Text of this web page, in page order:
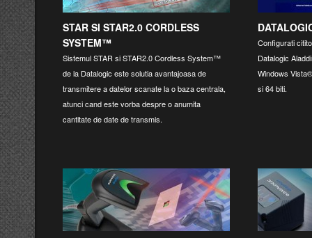
STAR SI STAR2.0 CORDLESS
SYSTEM™
Sistemul STAR si STAR2.0 Cordless System™
de la Datalogic este solutia avantajoasa de
transmitere a datelor scanate la o baza centrala,
atunci cand este vorba despre o anumita
cantitate de date de transmis.
Configurati
Datalogic
Windows
si 64 biti.